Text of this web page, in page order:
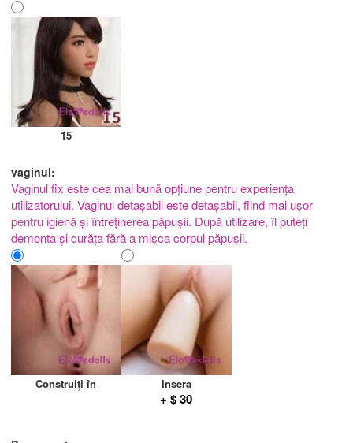
15
vaginul:
Vaginul fix este cea mai bună opțiune pentru experiența
utilizatorului. Vaginul detașabil este detașabil, fiind mai ușor
pentru igienă și întreținerea păpușii. După utilizare, îl puteți
demonta și curăța fără a mișca corpul păpușii.
Construiți în Insera
+ $ 30